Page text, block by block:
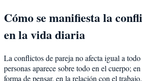
Cómo se manifiesta la
en la vida diaria
La conflictos de pareja no afecta igual a
personas aparece sobre todo en el cuerpo;
forma de pensar, en la relación con el